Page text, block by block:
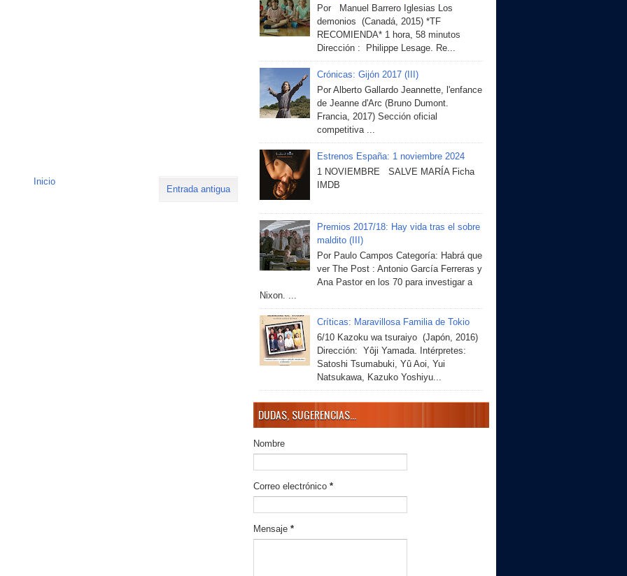
Entrada antigua
Inicio
Por Manuel Barrero Iglesias Los
demonios (Canadá, 2015) *TF
RECOMIENDA* 1 hora, 58 minutos
Dirección : Philippe Lesage. Re...
Crónicas: Gijón 2017 (III)
Por Alberto Gallardo Jeannette, l'enfance
de Jeanne d'Arc (Bruno Dumont.
Francia, 2017) Sección oficial
competitiva ...
Estrenos España: 1 noviembre 2024
1 NOVIEMBRE SALVE MARÍA Ficha
IMDB
Premios 2017/18: Hay vida tras el sobre
maldito (III)
Por Paulo Campos Categoría: Habrá que
ver The Post : Antonio García Ferreras y
Ana Pastor en los 70 para investigar a
Nixon. ...
Críticas: Maravillosa Familia de Tokio
6/10 Kazoku wa tsuraiyo (Japón, 2016)
Dirección: Yôji Yamada. Intérpretes:
Satoshi Tsumabuki, Yû Aoi, Yui
Natsukawa, Kazuko Yoshiyu...
DUDAS, SUGERENCIAS...
Nombre
Correo electrónico *
Mensaje *